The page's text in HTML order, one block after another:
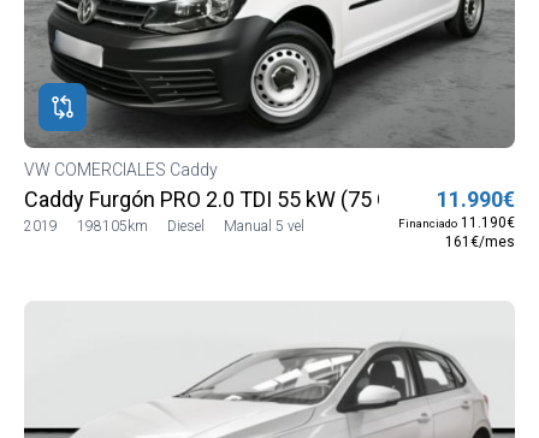
VW COMERCIALES Caddy
Caddy Furgón PRO 2.0 TDI 55 kW (75 CV)
2019 198105km Diesel Manual 5 vel
11.990€
Financiado 11.190€
161€/mes